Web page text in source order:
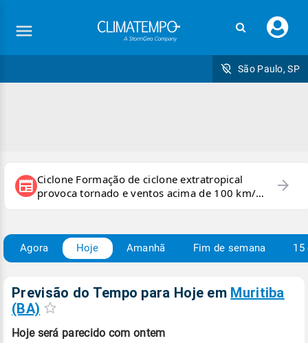
seu
São Paulo, SP
newspaper Ciclone Formação de ciclone extratropical
provoca tornado e ventos acima de 100 km/h
no RS
arrow_forward
Agora Hoje Amanhã Fim de semana 15
Previsão do Tempo para Hoje em Muritiba
(BA)
Hoje será parecido com ontem